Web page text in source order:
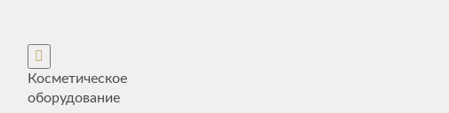
Косметическое
оборудование